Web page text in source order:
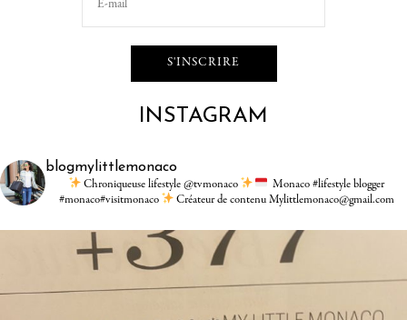
INSTAGRAM
blogmylittlemonaco
Chroniqueuse lifestyle @tvmonaco
Monaco #lifestyle blogger
#monaco#visitmonaco
Créateur de contenu Mylittlemonaco@gmail.com